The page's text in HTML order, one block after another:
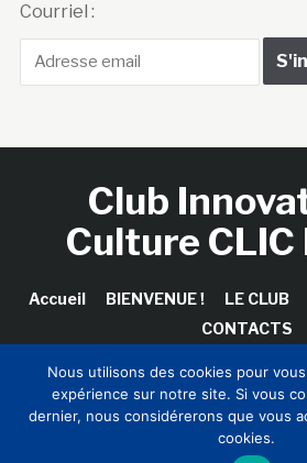
Courriel :
Club
Culture CLIC
Accueil BIENVENUE ! LE CLUB
CONTACTS
Copyright © 2026 Club Innovation &
Sinapses Conseils
Nous utilisons des cookies pour
expérience sur notre site. Si vous
dernier, nous considérerons que vous
cookies.